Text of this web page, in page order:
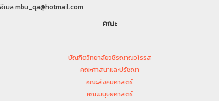
อีเมล mbu_qa@hotmail.com
คณะ
บัณฑิตวิทยาลัยวชิรญาณวโรรส
คณะศาสนาและปรัชญา
คณะสังคมศาสตร์
คณะมนุษยศาสตร์